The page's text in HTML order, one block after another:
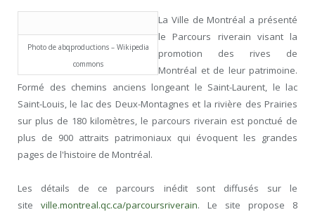
Photo de abqproductions – Wikipedia
commons
La Ville de Montréal a présenté
le Parcours riverain visant la
promotion des rives de
Montréal et de leur patrimoine.
Formé des chemins anciens longeant le Saint-Laurent, le lac
Saint-Louis, le lac des Deux-Montagnes et la rivière des Prairies
sur plus de 180 kilomètres, le parcours riverain est ponctué de
plus de 900 attraits patrimoniaux qui évoquent les grandes
pages de l'histoire de Montréal.
Les détails de ce parcours inédit sont diffusés sur le
site ville.montreal.qc.ca/parcoursriverain. Le site propose 8